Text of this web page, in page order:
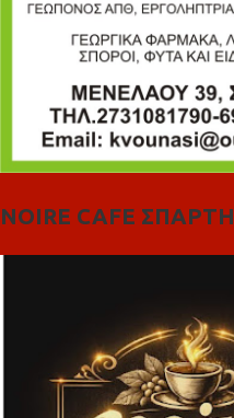
NOIRE CAFE ΣΠΑΡΤΗ